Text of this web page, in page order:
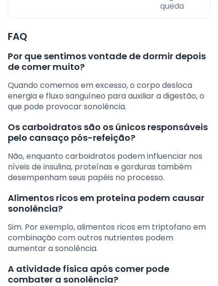
queda
FAQ
Por que sentimos vontade de dormir depois
de comer muito?
Quando comemos em excesso, o corpo desloca
energia e fluxo sanguíneo para auxiliar a digestão, o
que pode provocar sonolência.
Os carboidratos são os únicos responsáveis
pelo cansaço pós-refeição?
Não, enquanto carboidratos podem influenciar nos
níveis de insulina, proteínas e gorduras também
desempenham seus papéis no processo.
Alimentos ricos em proteína podem causar
sonolência?
Sim. Por exemplo, alimentos ricos em triptofano em
combinação com outros nutrientes podem
aumentar a sonolência.
A atividade física após comer pode
combater a sonolência?